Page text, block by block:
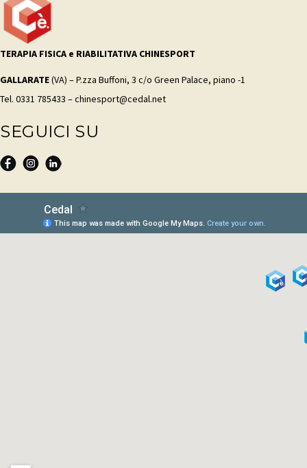
TERAPIA FISICA e RIABILITATIVA CHINESPORT
GALLARATE(VA) – P.zza Buffoni, 3 c/o Green Palace, piano -1
Tel. 0331 785433 – chinesport@cedal.net
SEGUICI SU